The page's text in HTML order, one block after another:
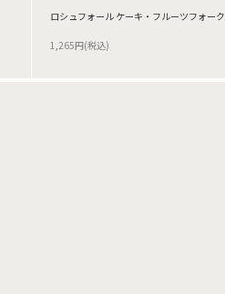
ロシュフォール ケーキ・フルーツフォーク
1,265円(税込)